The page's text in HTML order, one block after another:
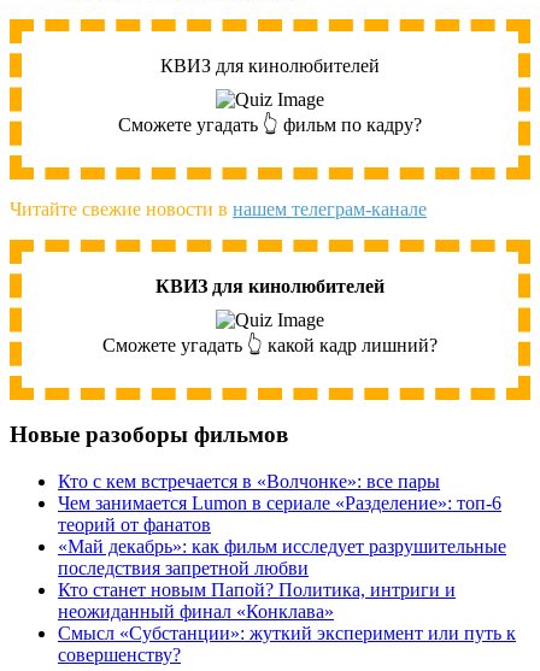
КВИЗ для кинолюбителей
Сможете угадать 👆 фильм по кадру?
Читайте свежие новости в нашем телеграм-канале
КВИЗ для кинолюбителей
Сможете угадать 👆 какой кадр лишний?
Новые разоборы фильмов
Кто с кем встречается в «Волчонке»: все пары
Чем занимается Lumon в сериале «Разделение»: топ-6
теорий от фанатов
«Май декабрь»: как фильм исследует разрушительные
последствия запретной любви
Кто станет новым Папой? Политика, интриги и
неожиданный финал «Конклава»
Cмысл «Субстанции»: жуткий эксперимент или путь к
совершенству?